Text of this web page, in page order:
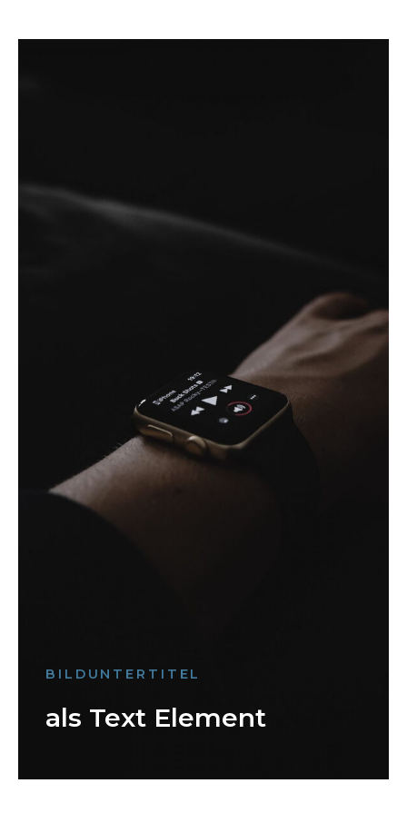
BILDUNTERTITEL
als Text Element